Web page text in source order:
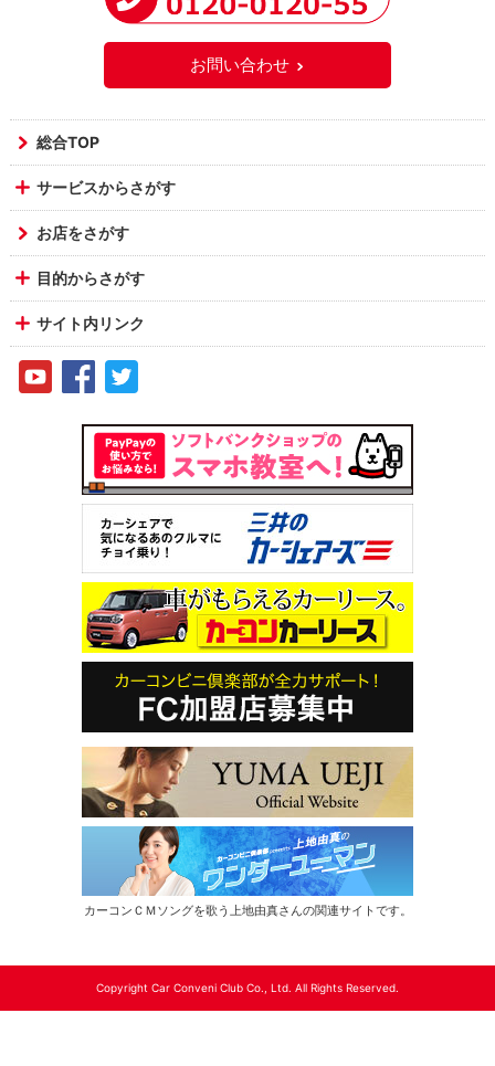
お問い合わせ
総合TOP
サービスからさがす
お店をさがす
目的からさがす
サイト内リンク
カーコンＣＭソングを歌う上地由真さんの関連サイトです。
Copyright Car Conveni Club Co., Ltd. All Rights Reserved.